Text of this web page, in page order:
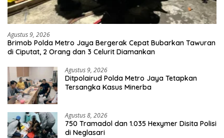
Agustus 9, 2026
Brimob Polda Metro Jaya Bergerak Cepat Bubarkan Tawuran
di Ciputat, 2 Orang dan 3 Celurit Diamankan
Agustus 9, 2026
Ditpolairud Polda Metro Jaya Tetapkan
Tersangka Kasus Minerba
Agustus 8, 2026
750 Tramadol dan 1.035 Hexymer Disita Polisi
di Neglasari